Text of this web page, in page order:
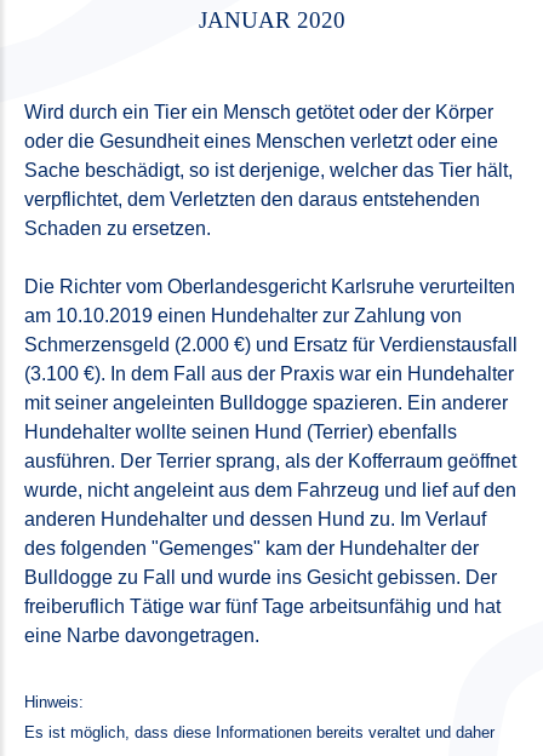
JANUAR 2020
Wird durch ein Tier ein Mensch getötet oder der Körper
oder die Gesundheit eines Menschen verletzt oder eine
Sache beschädigt, so ist derjenige, welcher das Tier hält,
verpflichtet, dem Verletzten den daraus entstehenden
Schaden zu ersetzen.
Die Richter vom Oberlandesgericht Karlsruhe verurteilten
am 10.10.2019 einen Hundehalter zur Zahlung von
Schmerzensgeld (2.000 €) und Ersatz für Verdienstausfall
(3.100 €). In dem Fall aus der Praxis war ein Hundehalter
mit seiner angeleinten Bulldogge spazieren. Ein anderer
Hundehalter wollte seinen Hund (Terrier) ebenfalls
ausführen. Der Terrier sprang, als der Kofferraum geöffnet
wurde, nicht angeleint aus dem Fahrzeug und lief auf den
anderen Hundehalter und dessen Hund zu. Im Verlauf
des folgenden "Gemenges" kam der Hundehalter der
Bulldogge zu Fall und wurde ins Gesicht gebissen. Der
freiberuflich Tätige war fünf Tage arbeitsunfähig und hat
eine Narbe davongetragen.
Hinweis:
Es ist möglich, dass diese Informationen bereits veraltet und daher